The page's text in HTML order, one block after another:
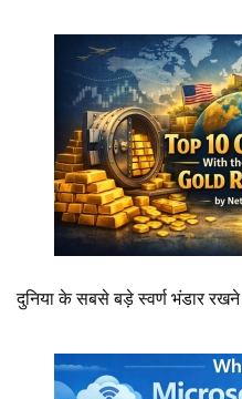
दुनिया के सबसे बड़े स्वर्ण भंडार